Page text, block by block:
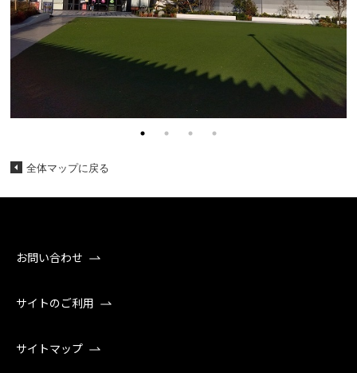
全体マップに戻る
お問い合わせ
サイトのご利用
サイトマップ